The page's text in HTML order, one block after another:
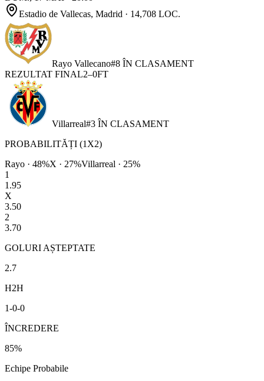
Estadio de Vallecas, Madrid · 14,708 LOC.
Rayo Vallecano#8 ÎN CLASAMENT
REZULTAT FINAL2–0FT
Villarreal#3 ÎN CLASAMENT
PROBABILITĂȚI (1X2)
Rayo · 48%X · 27%Villarreal · 25%
1
1.95
X
3.50
2
3.70
GOLURI AȘTEPTATE
2.7
H2H
1-0-0
ÎNCREDERE
85%
Echipe Probabile